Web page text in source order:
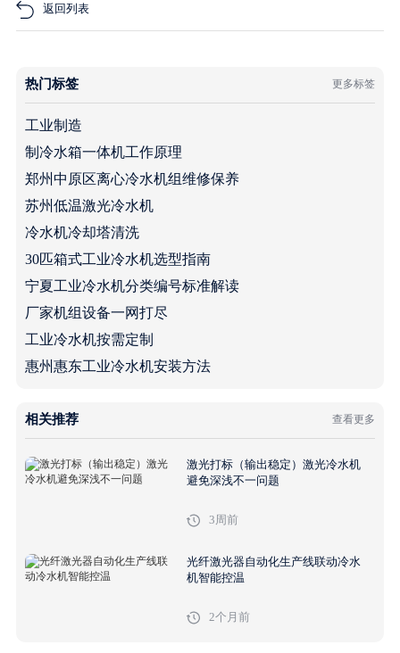
返回列表
热门标签 更多标签
工业制造
制冷水箱一体机工作原理
郑州中原区离心冷水机组维修保养
苏州低温激光冷水机
冷水机冷却塔清洗
30匹箱式工业冷水机选型指南
宁夏工业冷水机分类编号标准解读
厂家机组设备一网打尽
工业冷水机按需定制
惠州惠东工业冷水机安装方法
相关推荐 查看更多
激光打标（输出稳定）激光冷水机
避免深浅不一问题
3周前
光纤激光器自动化生产线联动冷水
机智能控温
2个月前